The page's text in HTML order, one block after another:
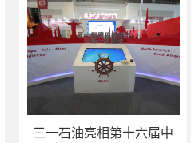
三一石油亮相第十六届中